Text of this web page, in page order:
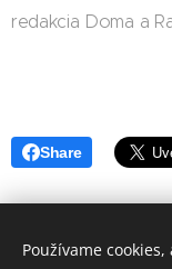
redakcia Doma a
Share
Používame